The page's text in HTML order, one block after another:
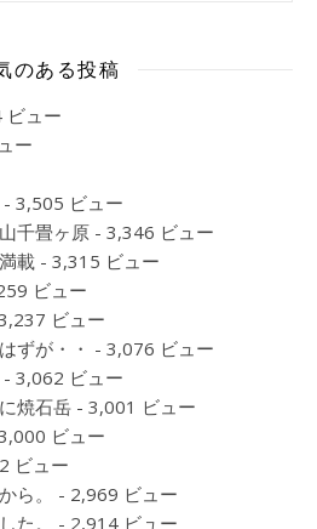
のある投稿
ビュー
ー
- 3,505 ビュー
千畳ヶ原 - 3,346 ビュー
載 - 3,315 ビュー
ビュー
ビュー
ずが・・ - 3,076 ビュー
- 3,062 ビュー
焼石岳 - 3,001 ビュー
ビュー
ビュー
ら。
- 2,969 ビュー
た。
- 2,914 ビュー